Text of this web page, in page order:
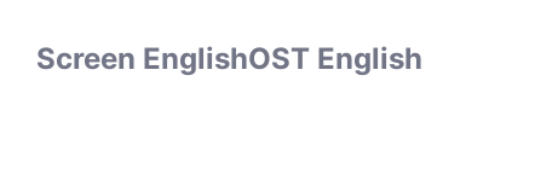
Screen EnglishOST English